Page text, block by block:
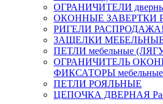
ОГРАНИЧИТЕЛИ
ОКОННЫЕ ЗАВЕРТКИ
РИГЕЛИ
ЗАЩЕЛКИ
ПЕТЛИ мебельные
ОГРАНИЧИТЕЛЬ
ФИКСАТОРЫ мебельные
ПЕТЛИ РОЯЛЬНЫЕ
ЦЕПОЧКА ДВЕРНАЯ